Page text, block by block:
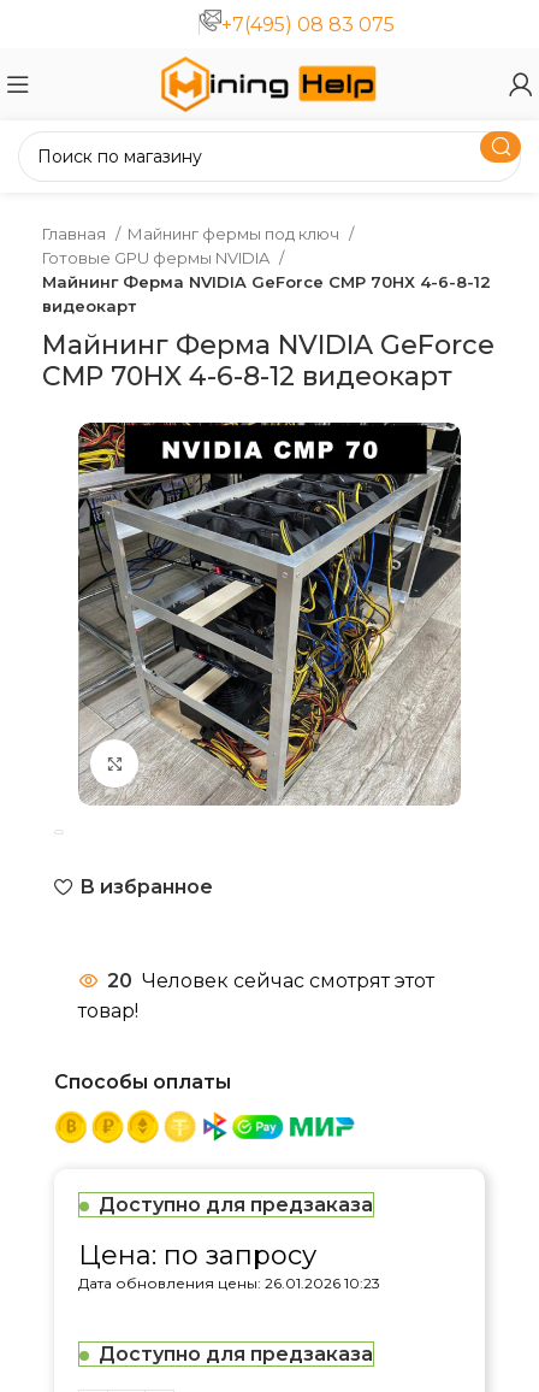
+7(495) 08 83 075
Главная
Майнинг фермы под ключ
Готовые GPU фермы NVIDIA
Майнинг Ферма NVIDIA GeForce CMP 70HX 4-6-8-12
видеокарт
Майнинг Ферма NVIDIA GeForce
CMP 70HX 4-6-8-12 видеокарт
Нажмите, чтобы увеличить
В избранное
20 Человек сейчас смотрят этот
товар!
Способы оплаты
Доступно для предзаказа
Цена: по запросу
Дата обновления цены: 26.01.2026 10:23
Доступно для предзаказа